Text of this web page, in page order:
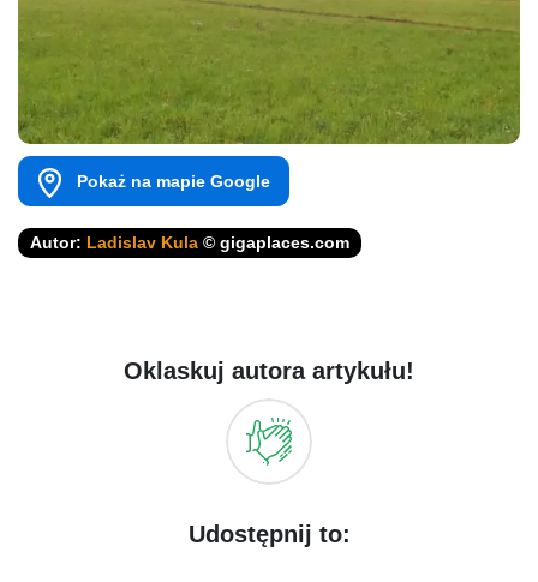
Pokaż na mapie Google
Autor: Ladislav Kula © gigaplaces.com
Oklaskuj autora artykułu!
Udostępnij to: